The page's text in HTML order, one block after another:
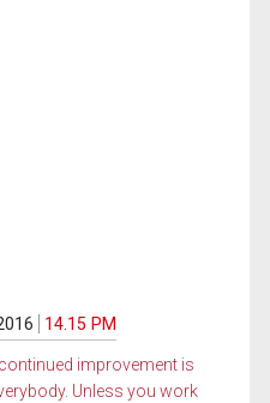
14.15 PM
improvement is
Unless you work